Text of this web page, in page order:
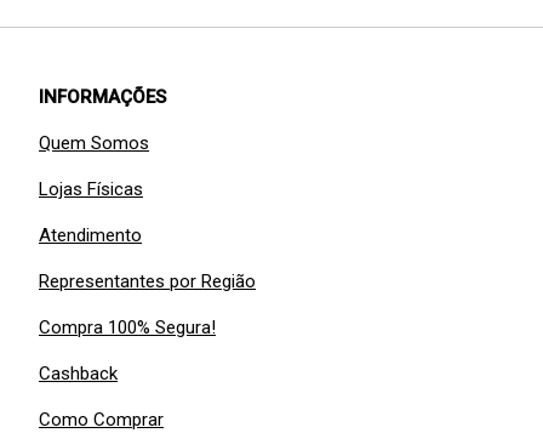
INFORMAÇÕES
Quem Somos
Lojas Físicas
Atendimento
Representantes por Região
Compra 100% Segura!
Cashback
Como Comprar